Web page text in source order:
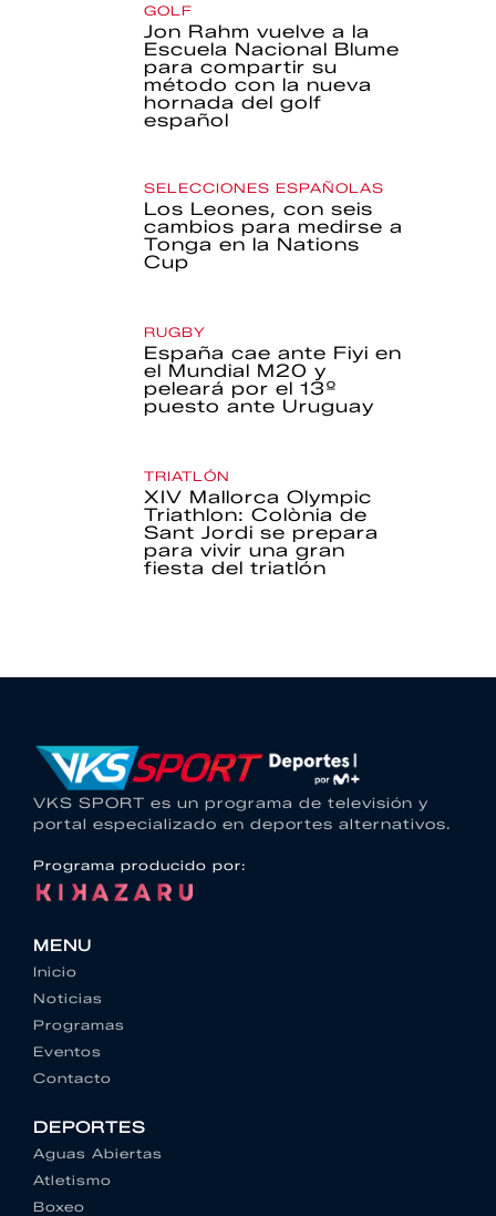
GOLF
Jon Rahm vuelve a la
Escuela Nacional Blume
para compartir su
método con la nueva
hornada del golf
español
SELECCIONES ESPAÑOLAS
Los Leones, con seis
cambios para medirse a
Tonga en la Nations
Cup
RUGBY
España cae ante Fiyi en
el Mundial M20 y
peleará por el 13º
puesto ante Uruguay
TRIATLÓN
XIV Mallorca Olympic
Triathlon: Colònia de
Sant Jordi se prepara
para vivir una gran
fiesta del triatlón
VKS SPORT es un programa de televisión y
portal especializado en deportes alternativos.
Programa producido por:
MENU
Inicio
Noticias
Programas
Eventos
Contacto
DEPORTES
Aguas Abiertas
Atletismo
Boxeo